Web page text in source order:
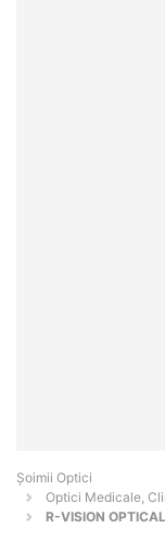
Șoimii Optici
Optici Medicale,
R-VISION